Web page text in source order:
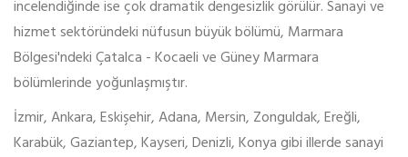
incelendiğinde ise çok dramatik dengesizlik görülür. Sanayi ve
hizmet sektöründeki nüfusun büyük bölümü, Marmara
Bölgesi'ndeki Çatalca - Kocaeli ve Güney Marmara
bölümlerinde yoğunlaşmıştır.
İzmir, Ankara, Eskişehir, Adana, Mersin, Zonguldak, Ereğli,
Karabük, Gaziantep, Kayseri, Denizli, Konya gibi illerde sanayi